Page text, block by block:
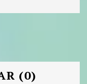
(0)